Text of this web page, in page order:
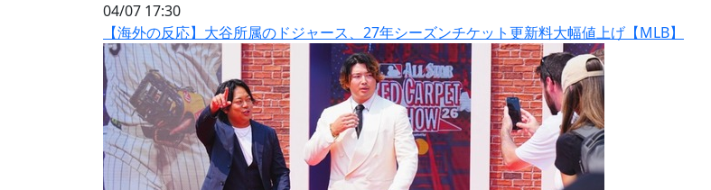
04/07 17:30
【海外の反応】大谷所属のドジャース、27年シーズンチケット更新料大幅値上げ【MLB】